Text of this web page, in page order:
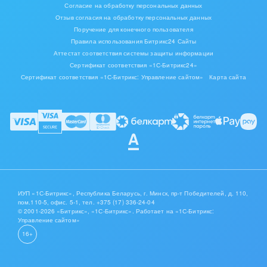
Мода, одежда, аксессуары, стиль
Оборудование, техника
Ритуальные услуги
Финансы, бухгалтерия, банки
Химия и нефтехимия
Согласие на обработку персональных данных
Отзыв согласия на обработку персональных данных
Поручение для конечного пользователя
Правила использования Битрикс24 Сайты
Аттестат соответствия системы защиты информации
Сертификат соответствия «1С-Битрикс24»
Сертификат соответствия «1С-Битрикс: Управление сайтом»
Карта сайта
ИУП «1С-Битрикс», Республика Беларусь, г. Минск, пр-т Победителей, д. 110,
пом.110-5, офис. 5-1,тел. +375 (17) 336-24-04
© 2001-2026 «Битрикс», «1С-Битрикс». Работает на «1С-Битрикс:
Управление сайтом»
16+